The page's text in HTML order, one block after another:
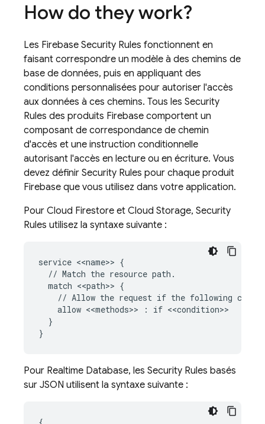
How do they work?
Les Firebase Security Rules fonctionnent en
faisant correspondre un modèle à des chemins de
base de données, puis en appliquant des
conditions personnalisées pour autoriser l'accès
aux données à ces chemins. Tous les Security
Rules des produits Firebase comportent un
composant de correspondance de chemin
d'accès et une instruction conditionnelle
autorisant l'accès en lecture ou en écriture. Vous
devez définir Security Rules pour chaque produit
Firebase que vous utilisez dans votre application.
Pour Cloud Firestore et Cloud Storage, Security
Rules utilisez la syntaxe suivante :
service <<name>> {
  // Match the resource path.
  match <<path>> {
// Allow the request if the following
    allow <<methods>> : if <<condition>>
  }
Pour Realtime Database, les Security Rules basés
sur JSON utilisent la syntaxe suivante :